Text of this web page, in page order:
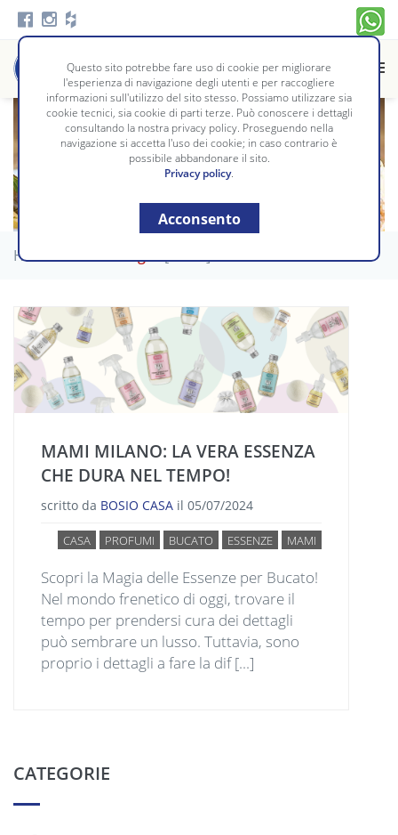
BOSIOBlog
Home / Bosio Blog - [Mami]
MAMI MILANO: LA VERA ESSENZA
CHE DURA NEL TEMPO!
scritto da BOSIO CASA il 05/07/2024
CASA PROFUMI BUCATO ESSENZE MAMI
Scopri la Magia delle Essenze per Bucato!
Nel mondo frenetico di oggi, trovare il
tempo per prendersi cura dei dettagli
può sembrare un lusso. Tuttavia, sono
proprio i dettagli a fare la dif [...]
CATEGORIE
Questo sito potrebbe fare uso di cookie per migliorare
l'esperienza di navigazione degli utenti e per raccogliere
informazioni sull'utilizzo del sito stesso. Possiamo utilizzare sia
cookie tecnici, sia cookie di parti terze. Può conoscere i dettagli
consultando la nostra privacy policy. Proseguendo nella
navigazione si accetta l'uso dei cookie; in caso contrario è
possibile abbandonare il sito.
Privacy policy.
Acconsento